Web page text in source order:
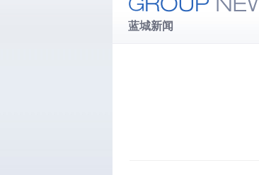
蓝城新闻